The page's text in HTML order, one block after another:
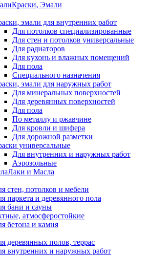
Краски, Эмали
эмали для внутренних работ
Для потолков специализированные
Для стен и потолков универсальные
Для радиаторов
Для кухонь и влажных помещений
Для пола
Специального назначения
эмали для наружных работ
Для минеральных поверхностей
Для деревянных поверхностей
Для пола
По металлу и ржавчине
Для кровли и шифера
Для дорожной разметки
универсальные
Для внутренних и наружных работ
Аэрозольные
Лаки и Масла
стен, потолков и мебели
паркета и деревянного пола
бани и сауны
атмосферостойкие
бетона и камня
деревянных полов, террас
внутренних и наружных работ